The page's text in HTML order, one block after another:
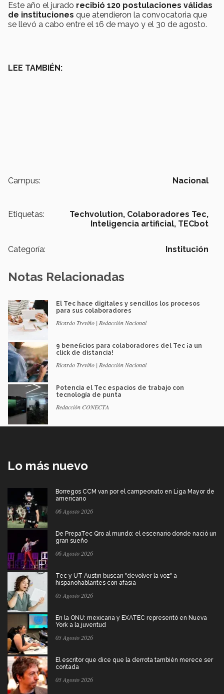
Este año el jurado recibió 120 postulaciones válidas
de instituciones que atendieron la convocatoria que
se llevó a cabo entre el 16 de mayo y el 30 de agosto.
LEE TAMBIÉN:
Campus: Nacional
Etiquetas: Techvolution, Colaboradores Tec,
Inteligencia artificial, TECbot
Categoría: Institución
Notas Relacionadas
El Tec hace digitales y sencillos los procesos
para sus colaboradores
Ricardo Treviño | Redacción Nacional
9 beneficios para colaboradores del Tec ¡a un
click de distancia!
Ricardo Treviño | Redacción Nacional
Potencia el Tec espacios de trabajo con
tecnología de punta
Redacción CONECTA
Lo más nuevo
Borregos CCM van por el campeonato en Liga Mayor de
americano
06 Agosto 2026
De PrepaTec Qro al mundo: el escenario donde nació un
gran sueño
06 Agosto 2026
Tec y UT Austin buscan "devolver la voz" a
hispanohablantes con afasia
05 Agosto 2026
En la ONU: mexicana y EXATEC representó en Nueva
York a la juventud
05 Agosto 2026
El escritor que dice que la derrota también merece ser
contada
05 Agosto 2026